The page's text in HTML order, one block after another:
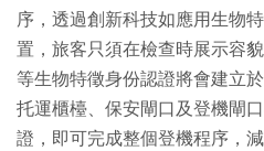
序，透過創新科技如應用生物
置，旅客只須在檢查時展示容
等生物特徵身份認證將會建立
托運櫃檯、保安閘口及登機閘
證，即可完成整個登機程序，